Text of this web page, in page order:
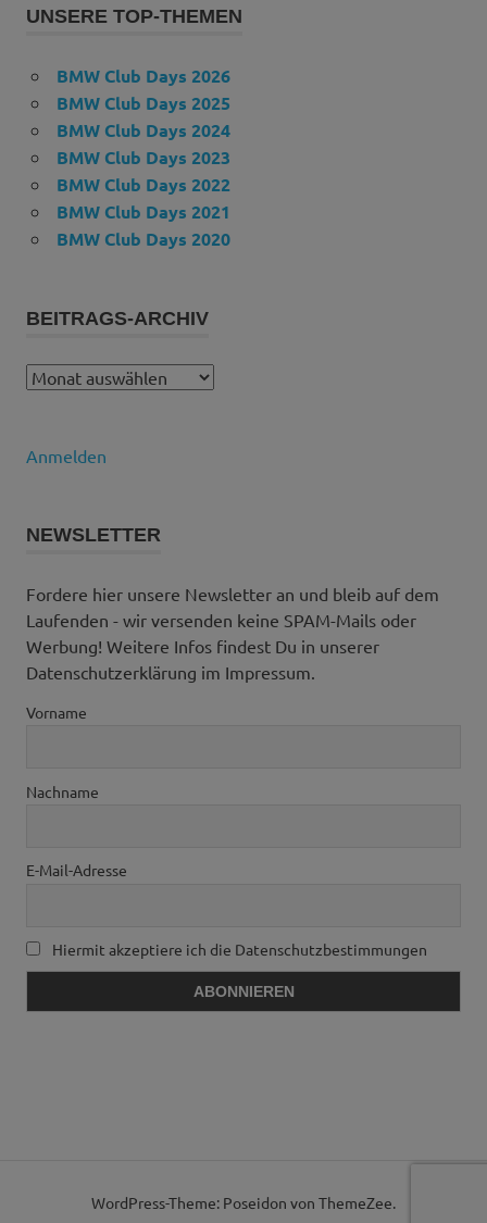
UNSERE TOP-THEMEN
BMW Club Days 2026
BMW Club Days 2025
BMW Club Days 2024
BMW Club Days 2023
BMW Club Days 2022
BMW Club Days 2021
BMW Club Days 2020
BEITRAGS-ARCHIV
Beitrags-
Anmelden
NEWSLETTER
Fordere hier unsere Newsletter an und bleib auf dem
Laufenden - wir versenden keine SPAM-Mails oder
Werbung! Weitere Infos findest Du in unserer
Datenschutzerklärung im Impressum.
Vorname
Nachname
E-Mail-Adresse
Hiermit akzeptiere ich die Datenschutzbestimmungen
WordPress-Theme: Poseidon von ThemeZee.